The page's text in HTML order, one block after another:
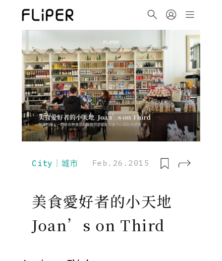
City｜城市 Feb.26.2015
美食愛好者的小天地
Joan’s on Third